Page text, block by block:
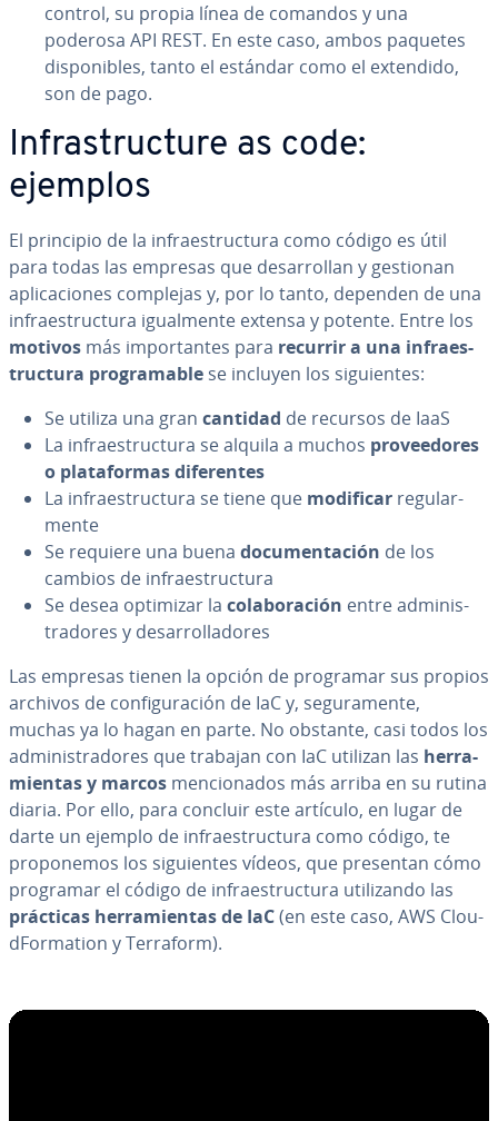
control, su propia línea de comandos y una
poderosa API REST. En este caso, ambos paquetes
di­s­po­ni­bles, tanto el estándar como el extendido,
son de pago.
In­fra­s­tru­c­tu­re as code:
ejemplos
El principio de la in­frae­s­tru­c­tu­ra como código es útil
para todas las empresas que de­sa­rro­llan y gestionan
apli­ca­cio­nes complejas y, por lo tanto, dependen de una
in­frae­s­tru­c­tu­ra igua­l­me­n­te extensa y potente. Entre los
motivos más im­po­r­ta­n­tes para recurrir a una in­frae­s­
tru­c­tu­ra pro­gra­ma­ble se incluyen los si­guie­n­tes:
Se utiliza una gran cantidad de recursos de IaaS
La in­frae­s­tru­c­tu­ra se alquila a muchos pro­vee­do­res
o pla­ta­fo­r­mas di­fe­re­n­tes
La in­frae­s­tru­c­tu­ra se tiene que modificar re­gu­la­r­
me­n­te
Se requiere una buena do­cu­me­n­ta­ción de los
cambios de in­frae­s­tru­c­tu­ra
Se desea optimizar la co­la­bo­ra­ción entre ad­mi­ni­s­
tra­do­res y de­sa­rro­lla­do­res
Las empresas tienen la opción de programar sus propios
archivos de co­n­fi­gu­ra­ción de IaC y, se­gu­ra­me­n­te,
muchas ya lo hagan en parte. No obstante, casi todos los
ad­mi­ni­s­tra­do­res que trabajan con IaC utilizan las he­rra­
mie­n­tas y marcos me­n­cio­na­dos más arriba en su rutina
diaria. Por ello, para concluir este artículo, en lugar de
darte un ejemplo de in­frae­s­tru­c­tu­ra como código, te
pro­po­ne­mos los si­guie­n­tes vídeos, que presentan cómo
programar el código de in­frae­s­tru­c­tu­ra uti­li­za­n­do las
prácticas he­rra­mie­n­tas de IaC(en este caso, AWS Clou­
d­Fo­r­ma­tion y Terraform).